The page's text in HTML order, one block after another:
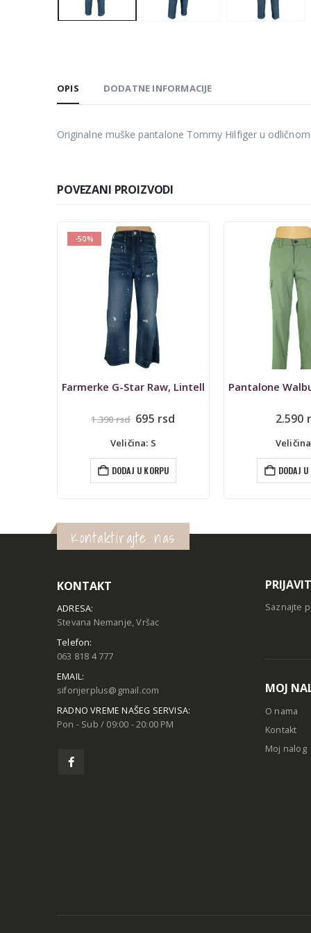
OPIS DODATNE INFORMACIJE
Originalne muške pantalone Tommy Hilfiger u
POVEZANI PROIZVODI
-50%
Farmerke G-Star Raw, Lintell
1.390rsd Originalna
je
bila:
1.390 rsd.
695 rsd
Veličina: S
DODAJ U KORPU
2.590
DODAJ
Kontaktirajte nas
KONTAKT
ADRESA:
Stevana Nemanje, Vršac
Telefon:
063 818 4 777
EMAIL:
sifonjerplus@gmail.com
RADNO VREME NAŠEG SERVISA:
Pon - Sub / 09:00 - 20:00 PM
Saznajte
MOJ
O nama
Kontakt
Moj nalog